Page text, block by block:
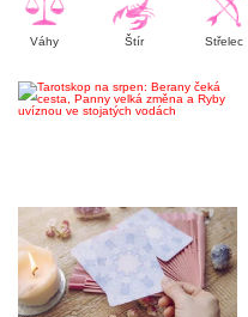
Váhy Štír Střelec